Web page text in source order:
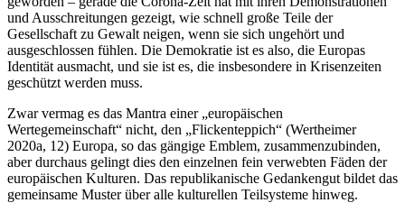
und Ausschreitungen gezeigt, wie schnell große Teile der
Gesellschaft zu Gewalt neigen, wenn sie sich ungehört und
ausgeschlossen fühlen. Die Demokratie ist es also, die Europas
Identität ausmacht, und sie ist es, die insbesondere in Krisenzeiten
geschützt werden muss.
Zwar vermag es das Mantra einer „europäischen
Wertegemeinschaft“ nicht, den „Flickenteppich“ (Wertheimer
2020a, 12) Europa, so das gängige Emblem, zusammenzubinden,
aber durchaus gelingt dies den einzelnen fein verwebten Fäden der
europäischen Kulturen. Das republikanische Gedankengut bildet das
gemeinsame Muster über alle kulturellen Teilsysteme hinweg.